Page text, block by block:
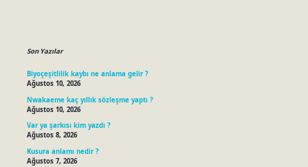
Son Yazılar
Biyoçeşitlilik kaybı ne anlama gelir ?
Ağustos 10, 2026
Nwakaeme kaç yıllık sözleşme yaptı ?
Ağustos 10, 2026
Var ya şarkısı kim yazdı ?
Ağustos 8, 2026
Kusura anlamı nedir ?
Ağustos 7, 2026